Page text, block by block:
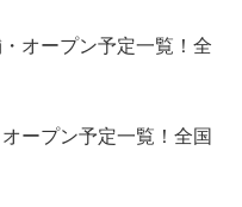
オープン予定一覧！全
ープン予定一覧！全国